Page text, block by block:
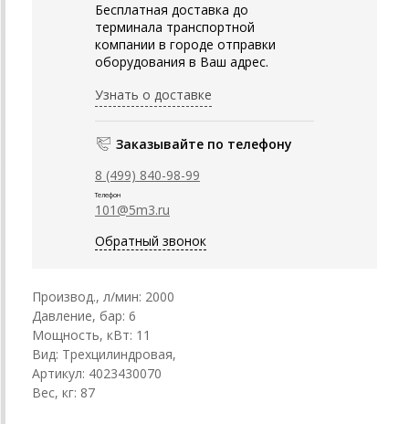
Бесплатная доставка до
терминала транспортной
компании в городе отправки
оборудования в Ваш адрес.
Узнать о доставке
Заказывайте по телефону
8 (499) 840-98-99
Телефон
101@5m3.ru
Обратный звонок
Производ., л/мин: 2000
Давление, бар: 6
Мощность, кВт: 11
Вид: Трехцилиндровая,
Артикул: 4023430070
Вес, кг: 87